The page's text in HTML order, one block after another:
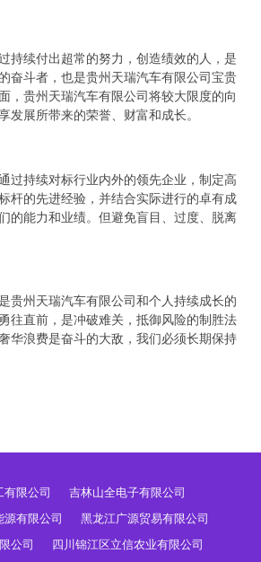
持续付出超常的努力，创造绩效的人，是
奋斗者，也是贵州天瑞汽车有限公司宝贵
，贵州天瑞汽车有限公司将较大限度的向
发展所带来的荣誉、财富和成长。
过持续对标行业内外的领先企业，制定高
杆的先进经验，并结合实际进行的卓有成
的能力和业绩。但避免盲目、过度、脱离
贵州天瑞汽车有限公司和个人持续成长的
往直前，是冲破难关，抵御风险的制胜法
华浪费是奋斗的大敌，我们必须长期保持
限公司
吉林山全电子有限公司
有限公司
黑龙江广源贸易有限公司
公司
四川锦江区立信农业有限公司